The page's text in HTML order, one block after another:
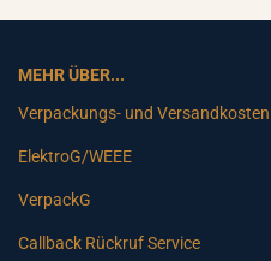
MEHR ÜBER...
Verpackungs- und Versandkosten
ElektroG/WEEE
VerpackG
Callback Rückruf Service